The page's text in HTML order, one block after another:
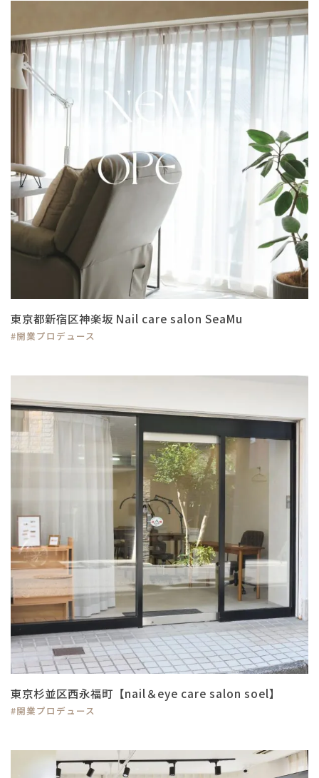
東京都新宿区神楽坂 Nail care salon SeaMu
#開業プロデュース
東京杉並区西永福町【nail＆eye care salon soel】
#開業プロデュース